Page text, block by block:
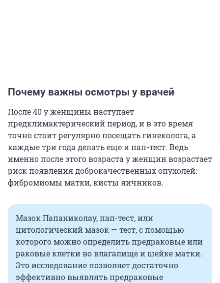
Почему важны осмотры у врачей
После 40 у женщины наступает
предклимактерический период, и в это время
точно стоит регулярно посещать гинеколога, а
каждые три года делать еще и пап-тест. Ведь
именно после этого возраста у женщин возрастает
риск появления доброкачественных опухолей:
фибромиомы матки, кисты яичников.
Мазок Папаниколау, пап-тест, или
цитологический мазок — тест, с помощью
которого можно определить предраковые или
раковые клетки во влагалище и шейке матки.
Это исследование позволяет достаточно
эффективно выявлять предраковые